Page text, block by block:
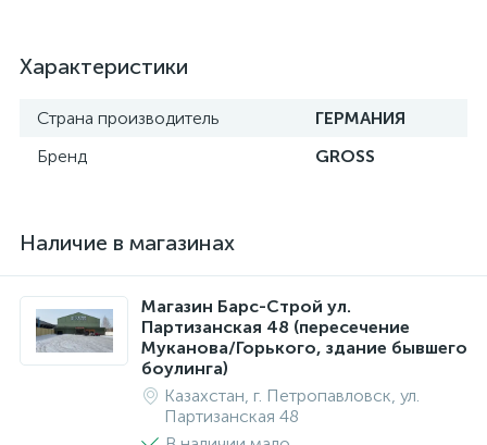
Характеристики
Страна производитель
ГЕРМАНИЯ
Бренд
GROSS
Наличие в магазинах
Магазин Барс-Строй ул.
Партизанская 48 (пересечение
Муканова/Горького, здание бывшего
боулинга)
Казахстан, г. Петропавловск, ул.
Партизанская 48